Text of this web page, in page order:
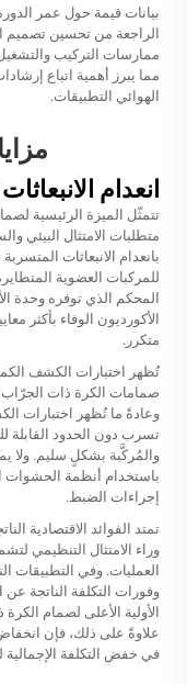
بيانات قيمة حول عمر
الراجعة من تحسين تصميم
ممارسات التركيب والتشغيل
مما يبرز أهمية اتباع
الهوائي
التطبيقات.
انعدام
تتمثّل الميزة الرئيسية
متطلبات الامتثال البيئي
بانعدام الانبعاثات
للمركبات العضوية
المحكم الذي توفره وحدة
الأكورديون الوفاء بأكثر
متكرر.
تُظهر اختبارات الكشف
صمامات الكرة ذات الجرّاب
وعادةً ما تُظهر اختبارات
تسرب دون الحدود القابلة
والمُركَّبة بشكلٍ سليم. ولا
باستخدام أنظمة الحشوات
إجراءات الضبط.
تمتد الفوائد الاقتصادية
وراء الامتثال التنظيمي
العمليات. وفي التطبيقات
وفورات التكلفة الناتجة عن
الأولية الأعلى لصمام
علاوةً على ذلك، فإن
في خفض التكلفة الإجمالية